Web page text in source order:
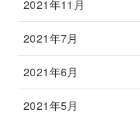
2021年11月
2021年7月
2021年6月
2021年5月